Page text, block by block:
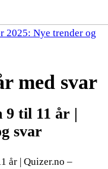
2025: Nye trender og
med svar
9 til 11 år |
svar
år | Quizer.no –